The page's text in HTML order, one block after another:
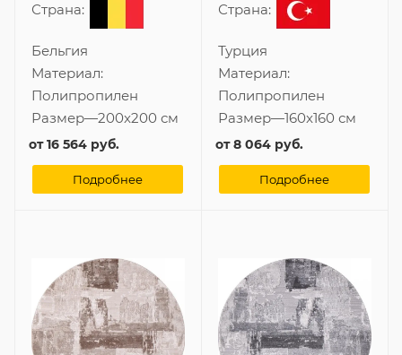
Страна:
Бельгия
Материал:
Полипропилен
Размер—200x200 см
от16 564 руб.
Подробнее
Страна:
Турция
Материал:
Полипропилен
Размер—160x160 см
от8 064 руб.
Подробнее